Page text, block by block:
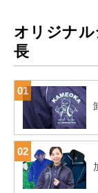
オリジナ
長
01
02